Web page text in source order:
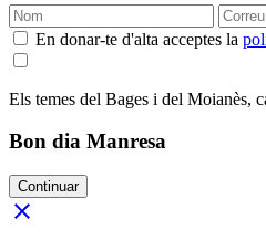
En donar-te d'alta acceptes la
Els temes del Bages i del Moianès,
Bon dia Manresa
Continuar
close